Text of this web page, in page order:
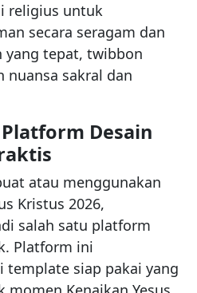
religius untuk
secara seragam dan
yang tepat, twibbon
nuansa sakral dan
Desain
atau menggunakan
Kristus 2026,
salah satu platform
Platform ini
template siap pakai yang